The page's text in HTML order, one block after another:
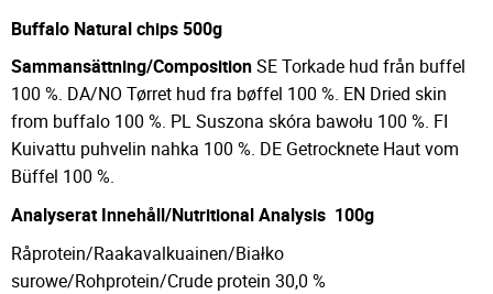
Buffalo Natural chips 500g
Sammansättning/CompositionSE Torkade hud från buffel
100 %. DA/NO Tørret hud fra bøffel 100 %. EN Dried skin
from buffalo 100 %. PL Suszona skóra bawołu 100 %. FI
Kuivattu puhvelin nahka 100 %. DE Getrocknete Haut vom
Büffel 100 %.
Analyserat Innehåll/Nutritional Analysis 100g
Råprotein/Raakavalkuainen/Białko
surowe/Rohprotein/Crude protein 30,0 %